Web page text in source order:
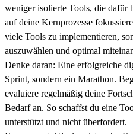
weniger isolierte Tools, die dafür
auf deine Kernprozesse
viele Tools zu implementieren,
auszuwählen und optimal
Denke daran: Eine erfolgreiche
Sprint, sondern ein Marathon.
evaluiere regelmäßig deine
Bedarf an. So schaffst du eine
unterstützt und nicht überfordert.